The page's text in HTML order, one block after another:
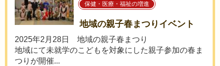
保健・医療・福祉の増進
地域の親子春まつりイベント
2025年2月28日 地域の親子春まつり
地域にて未就学のこどもを対象にした親子参加の春ま
つりが開催...